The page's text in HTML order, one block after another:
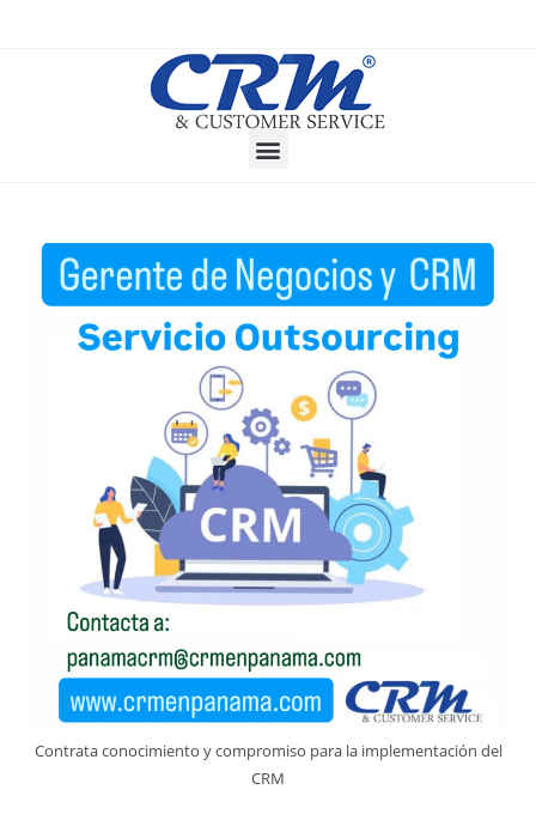
Contrata conocimiento y compromiso para la implementación del
CRM